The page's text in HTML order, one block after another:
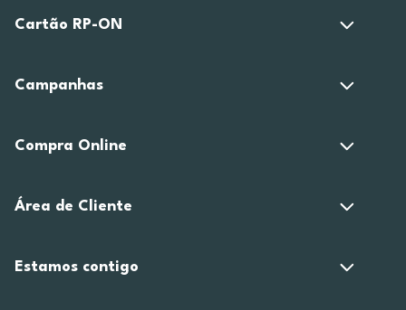
Cartão RP-ON
Campanhas
Compra Online
Área de Cliente
Estamos contigo